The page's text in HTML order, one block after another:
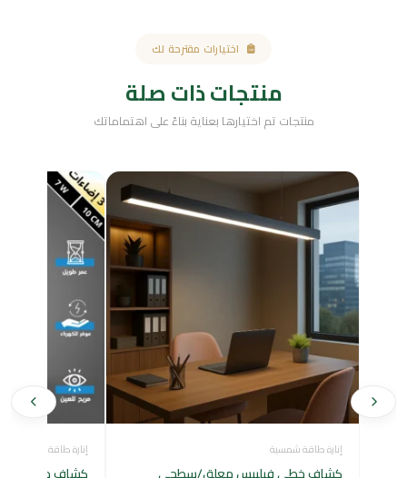
اختيارات مقترحة لك
منتجات ذات صلة
منتجات تم اختيارها بعناية بناءً على اهتماماتك
إنارة طاقة شمسية إنارة طاقة شمسية